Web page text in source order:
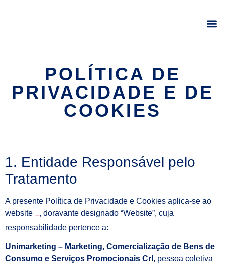
POLÍTICA DE
PRIVACIDADE E DE
COOKIES
1. Entidade Responsável pelo
Tratamento
A presente Política de Privacidade e Cookies aplica-se ao
website
, doravante designado “Website”, cuja
responsabilidade pertence a:
Unimarketing – Marketing, Comercialização de Bens de
Consumo e Serviços Promocionais Crl , pessoa coletiva